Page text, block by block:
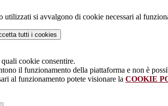
utilizzati si avvalgono di cookie necessari al
tutti i cookies
cookie consentire.
il funzionamento della piattaforma e non è
al funzionamento potete visionare la COOKIE